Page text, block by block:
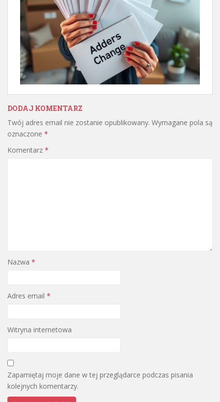
DODAJ KOMENTARZ
Twój adres email nie zostanie opublikowany. Wymagane pola są
oznaczone *
Komentarz *
Nazwa *
Adres email *
Witryna internetowa
Zapamiętaj moje dane w tej przeglądarce podczas pisania
kolejnych komentarzy.